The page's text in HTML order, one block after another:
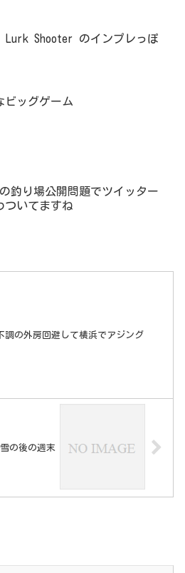
Lurk Shooter のインプレっぽ
ビッグゲーム
の釣り場公開問題でツイッター
ついてますね
調の外房回避して横浜でアジング
雪の後の週末